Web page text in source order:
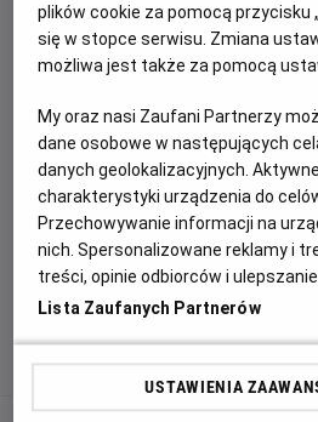
Transmisja meczu Crystal Palace
ramach rozgrywek Ligi Konferencji
ZAPROŚ ZNAJOMYCH
Facebook
plików cookie za pomocą przycisku
się w stopce serwisu. Zmiana
możliwa jest także za pomocą
My oraz nasi Zaufani Partnerzy
dane osobowe w następujących
danych geolokalizacyjnych.
charakterystyki urządzenia do
Przechowywanie informacji na
nich. Spersonalizowane reklamy i
treści, opinie odbiorców i ulepszanie
Lista Zaufanych Partnerów
USTAWIENIA